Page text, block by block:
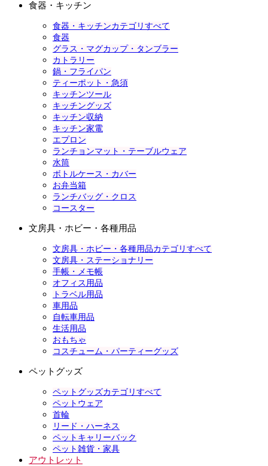
食器・キッチン
食器・キッチンカテゴリすべて
食器
グラス・マグカップ・タンブラー
カトラリー
鍋・フライパン
ティーポット・急須
キッチンツール
キッチングッズ
キッチン収納
キッチン家電
エプロン
ランチョンマット・テーブルウェア
水筒
ボトルケース・カバー
お弁当箱
ランチバッグ・クロス
コースター
文房具・ホビー・各種用品
文房具・ホビー・各種用品カテゴリすべて
文房具・ステーショナリー
手帳・メモ帳
オフィス用品
トラベル用品
車用品
自転車用品
生活用品
おもちゃ
コスチューム・パーティーグッズ
ペットグッズ
ペットグッズカテゴリすべて
ペットウェア
首輪
リード・ハーネス
ペットキャリーバック
ペット雑貨・家具
アウトレット